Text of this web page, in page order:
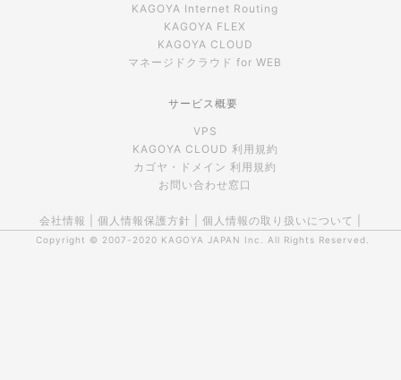
KAGOYA Internet Routing
KAGOYA FLEX
KAGOYA CLOUD
マネージドクラウド for WEB
サービス概要
VPS
KAGOYA CLOUD 利用規約
カゴヤ・ドメイン 利用規約
お問い合わせ窓口
会社情報 個人情報保護方針 個人情報の取り扱いについて
Copyright © 2007-2020 KAGOYA JAPAN Inc. All Rights Reserved.